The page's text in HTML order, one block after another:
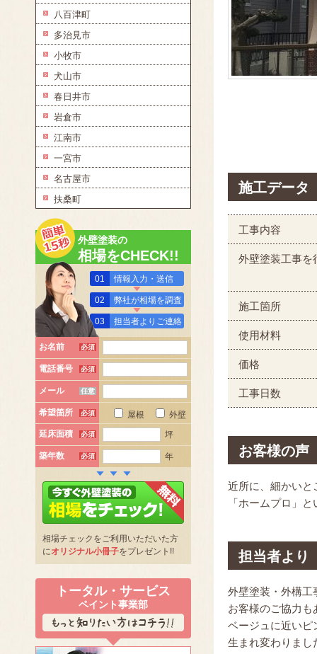
施工データ
工事内容
外壁塗装工事を
施工箇所
使用材料
価格
工事日数
お客様の声
近所に、細かいと
「ホームプロ」
担当者より
外壁塗装・外構工
お客様のご協力
ベージュに近いピ
生まれ変わりまし
八百津町
多治見市
小牧市
犬山市
春日井市
岩倉市
江南市
一宮市
名古屋市
扶桑町
外壁塗装の
相場をCHECK!!
01 情報入力・送信
02 弊社が相場を調査
03 担当者よりご連絡
お名前 必須
電話番号 必須
メール 任意
希望箇所 必須 屋根
外壁
延床面積
必須 坪
築年数 必須 年
相場チェックをご利用いただいた方
にオリジナル小冊子をプレゼント!!
トータル・サービス
ペイント事業部